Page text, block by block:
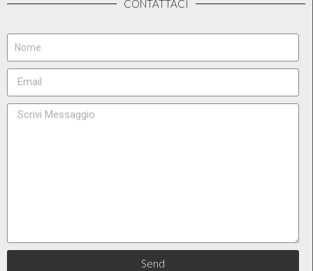
CONTATTACI
Send